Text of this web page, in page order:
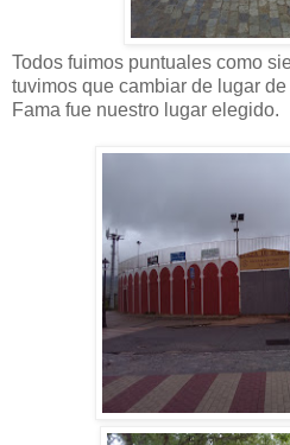
Todos fuimos puntuales como
tuvimos que cambiar de lugar
Fama fue nuestro lugar elegido.